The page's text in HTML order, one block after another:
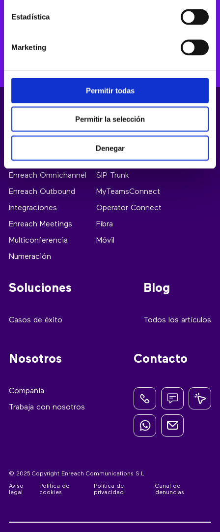
Estadística
Marketing
Permitir todas
Permitir la selección
Denegar
Enreach Omnichannel
Enreach Outbound
Integraciones
Enreach Meetings
Multiconferencia
Numeración
SIP Trunk
MyTeamsConnect
Operator Connect
Fibra
Móvil
Soluciones
Casos de éxito
Blog
Todos los artículos
Nosotros
Compañía
Trabaja con nosotros
Contacto
© 2025 Copyright Enreach Communications S.L
Aviso
legal
Política de
cookies
Política de
privacidad
Canal de
denuncias